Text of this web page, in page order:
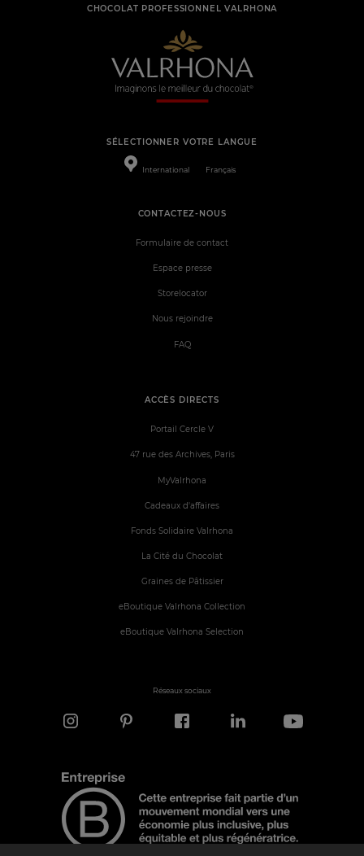
CHOCOLAT PROFESSIONNEL VALRHONA
SÉLECTIONNER VOTRE LANGUE
International Français
ACCÈS DIRECTS
Portail Cercle V
47 rue des Archives, Paris
MyValrhona
Cadeaux d'affaires
Fonds Solidaire Valrhona
La Cité du Chocolat
Graines de Pâtissier
eBoutique Valrhona Collection
eBoutique Valrhona Selection
CONTACTEZ-NOUS
Formulaire de contact
Espace presse
Storelocator
Nous rejoindre
FAQ
Réseaux sociaux